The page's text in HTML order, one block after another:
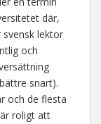
där,
svensk lektor
och
snart).
och de flesta
roligt att